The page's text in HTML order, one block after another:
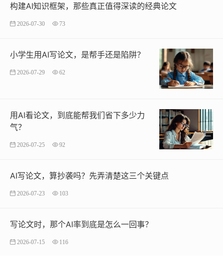
构建AI知识框架，那些真正值得深读的经典论文
2026-07-30 73
小学生用AI写论文，是帮手还是陷阱？
2026-07-29 62
用AI看论文，到底能帮我们省下多少力
气？
2026-07-25 92
AI写论文，算抄袭吗？先弄清楚这三个关键点
2026-07-23 103
写论文时，那个AI率到底是怎么一回事？
2026-07-15 116